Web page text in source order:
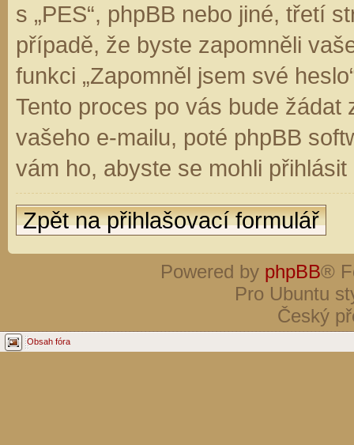
s „PES“, phpBB nebo jiné, třetí
případě, že byste zapomněli
funkci „Zapomněl jsem své
Tento proces po vás bude
vašeho e-mailu, poté phpBB
vám ho, abyste se mohli
Zpět na přihlašovací formulář
Powered by phpBB®
Pro Ubuntu
Český
Obsah fóra